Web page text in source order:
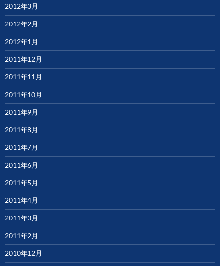
2012年3月
2012年2月
2012年1月
2011年12月
2011年11月
2011年10月
2011年9月
2011年8月
2011年7月
2011年6月
2011年5月
2011年4月
2011年3月
2011年2月
2010年12月